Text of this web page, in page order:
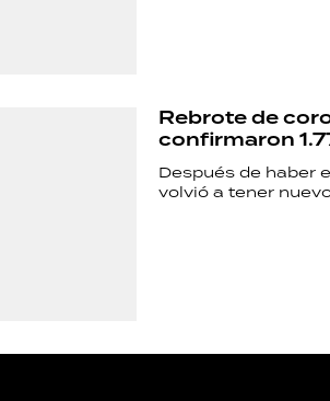
Rebrote de
confirmaron
Después de haber
volvió a tener